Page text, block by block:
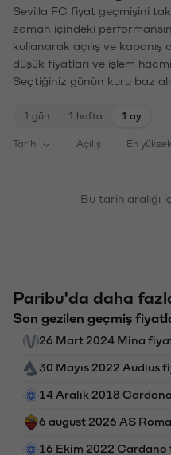
Sevilla FC fiyat geçmişini
zaman içindeki
kullanarak açılış ve
düşük fiyatları ve işlem
Seçtiğiniz günün kuru baz
1 gün 1 hafta 1 ay
Tarih Açılış En yüksek
Bu tarih aralığı
Paribu'da daha
Son gezilen geçmiş
26 Mart 2024 Mina
30 Mayıs 2022 Audius
14 Aralık 2018
6 august 2026 AS
16 Ekim 2022 Cardano